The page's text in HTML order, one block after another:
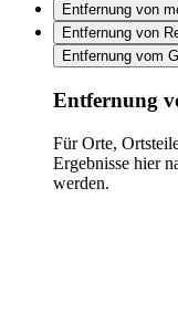
Entfernung von
Entfernung von
Entfernung vom
Entfernung
Für Orte,
Ergebnisse hier
werden.